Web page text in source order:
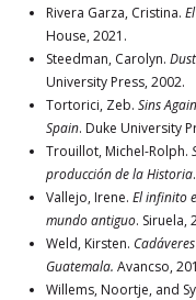
Rivera Garza, Cristina.
House, 2021.
Steedman, Carolyn.
University Press, 2002.
Tortorici, Zeb.Sins
Spain. Duke University
Trouillot, Michel-Rolph.
producción de la Historia
Vallejo, Irene.El infinito
mundo antiguo. Siruela,
Weld, Kirsten.
Guatemala.Avancso,
Willems, Noortje, and